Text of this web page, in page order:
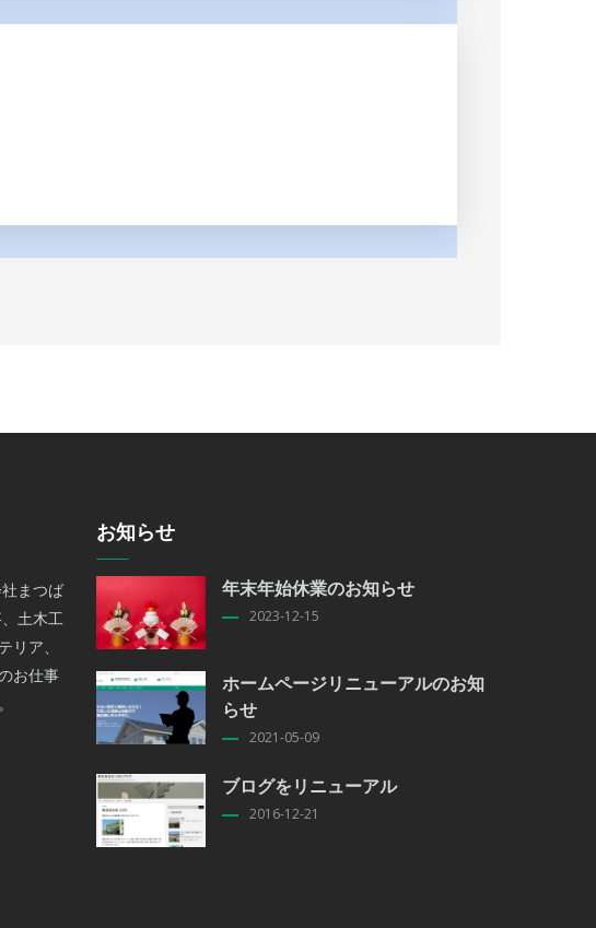
まつば
土木工
リア、
お仕事
お知らせ
年末年始休業のお知らせ
2023-12-15
ホームページリニューアルのお知
らせ
2021-05-09
ブログをリニューアル
2016-12-21